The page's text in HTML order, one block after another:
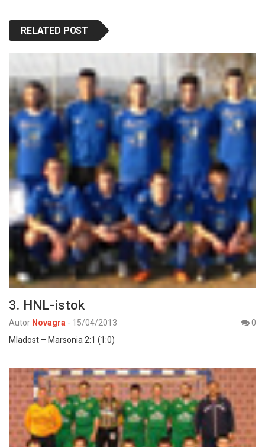
RELATED POST
3. HNL-istok
Autor Novagra - 15/04/2013
0
Mladost – Marsonia 2:1 (1:0)